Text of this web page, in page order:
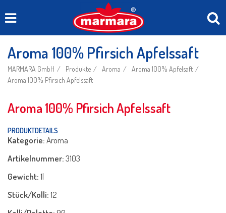
Aroma 100% Pfirsich Apfelssaft
MARMARA GmbH Produkte Aroma
Aroma 100% Apfelsaft
Aroma 100% Pfirsich Apfelssaft
Aroma 100% Pfirsich Apfelssaft
PRODUKTDETAILS
Kategorie:Aroma
Artikelnummer:3103
Gewicht:1l
Stück/Kolli:12